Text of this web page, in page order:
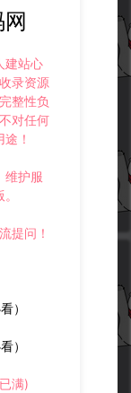
物归元-一键开新区
ღ
教程
建站心
录资源
整性负
对任何
！
维护服
提问！
）
）
满)